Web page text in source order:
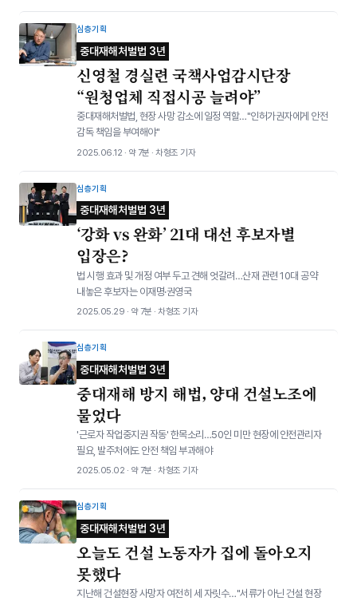
심층기획
중대재해처벌법 3년
신영철 경실련 국책사업감시단장
“원청업체 직접시공 늘려야”
중대재해처벌법, 현장 사망 감소에 일정 역할…"인허가권자에게 안전
감독 책임을 부여해야"
2025.06.12 · 약 7분 · 차형조 기자
심층기획
중대재해처벌법 3년
‘강화 vs 완화’ 21대 대선 후보자별
입장은?
법 시행 효과 및 개정 여부 두고 견해 엇갈려…산재 관련 10대 공약
내놓은 후보자는 이재명·권영국
2025.05.29 · 약 7분 · 차형조 기자
심층기획
중대재해처벌법 3년
중대재해 방지 해법, 양대 건설노조에
물었다
'근로자 작업중지권 작동' 한목소리…50인 미만 현장에 안전관리자
필요, 발주처에도 안전 책임 부과해야
2025.05.02 · 약 7분 · 차형조 기자
심층기획
중대재해처벌법 3년
오늘도 건설 노동자가 집에 돌아오지
못했다
지난해 건설현장 사망자 여전히 세 자릿수…"서류가 아닌 건설 현장